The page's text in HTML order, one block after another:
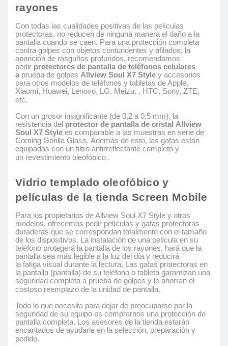
rayones
Con todas las cualidades positivas de las películas
protectoras, no reducen de ninguna manera el daño a la
pantalla cuando se caen. Para una protección completa
contra golpes con objetos contundentes y afilados, la
aparición de rasguños profundos, recomendamos
pedir protectores de pantalla de teléfonos celulares
a prueba de golpes Allview Soul X7 Style y accesorios
para otros modelos de teléfonos y tabletas de Apple,
Xiaomi, Huawei, Lenovo, LG, Meizu. , HTC, Sony, ZTE,
etc.
Con un grosor insignificante (de 0,2 a 0,5 mm), la
resistencia del protector de pantalla de cristal Allview
Soul X7 Style es comparable a las muestras en serie de
Corning Gorilla Glass. Además de esto, las gafas están
equipadas con un filtro antirreflectante completo y
un revestimiento oleofóbico .
Vidrio templado oleofóbico y
películas de la tienda Screen Mobile
Para los propietarios de Allview Soul X7 Style y otros
modelos, ofrecemos pedir películas y gafas protectoras
duraderas que se correspondan totalmente con el tamaño
de los dispositivos. La instalación de una película en su
teléfono protegerá la pantalla de los rayones, hará que la
pantalla sea más legible a la luz del día y reducirá
la fatiga visual durante la lectura. Las gafas protectoras en
la pantalla (pantalla) de su teléfono o tableta garantizan una
seguridad completa a prueba de golpes y le ahorran el
costoso reemplazo de la unidad de pantalla.
Todo lo que necesita para dejar de preocuparse por la
seguridad de su equipo es comprarnos una protección de
pantalla completa. Los asesores de la tienda estarán
encantados de ayudarle en la selección, preparación y
pedido.